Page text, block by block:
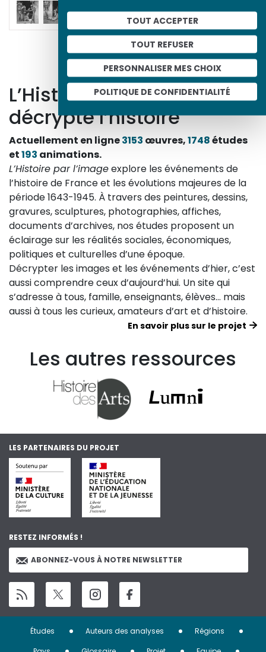
TOUT ACCEPTER
TOUT REFUSER
PERSONNALISER MES CHOIX
POLITIQUE DE CONFIDENTIALITÉ
Le Premier vote des
femmes en France
L’Histoire par l’image
décrypte l’histoire
Actuellement en ligne3153 œuvres,1748études
et193 animations.
L’Histoire par l’imageexplore les événements de
l’histoire de France et les évolutions majeures de la
période 1643-1945. À travers des peintures, dessins,
gravures, sculptures, photographies, affiches,
documents d’archives, nos études proposent un
éclairage sur les réalités sociales, économiques,
politiques et culturelles d’une époque.
Décrypter les images et les événements d’hier, c’est
aussi comprendre ceux d’aujourd’hui. Un site qui
s’adresse à tous, famille, enseignants, élèves… mais
aussi à tous les curieux, amateurs d’art et d’histoire.
En savoir plus sur le projet
Les autres ressources
LES PARTENAIRES DU PROJET
RESTEZ INFORMÉS !
ABONNEZ-VOUS À NOTRE NEWSLETTER
Menu
Études Auteurs des analyses
Régions